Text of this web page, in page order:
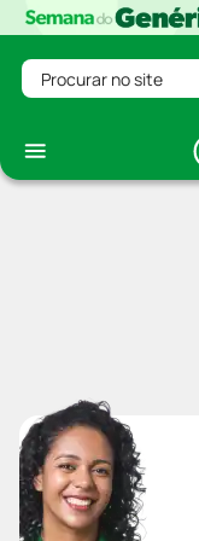
Procurar no site